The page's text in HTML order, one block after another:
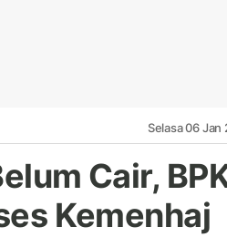
Selasa 06
Cair,
Kemenhaj